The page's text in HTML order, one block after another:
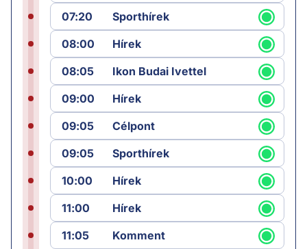
07:20
Sporthírek
08:00
Hírek
08:05
Ikon Budai Ivettel
09:00
Hírek
09:05
Célpont
09:05
Sporthírek
10:00
Hírek
11:00
Hírek
11:05
Komment